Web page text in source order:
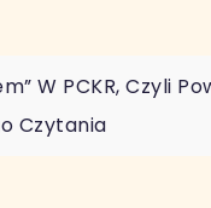
W PCKR, Czyli
Czytania